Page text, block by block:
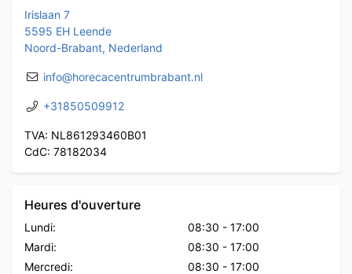
Irislaan 7
5595 EH Leende
Noord-Brabant, Nederland
info@horecacentrumbrabant.nl
+31850509912
TVA: NL861293460B01
CdC: 78182034
Heures d'ouverture
Lundi: 08:30 - 17:00
Mardi:
08:30 - 17:00
Mercredi:
08:30 - 17:00